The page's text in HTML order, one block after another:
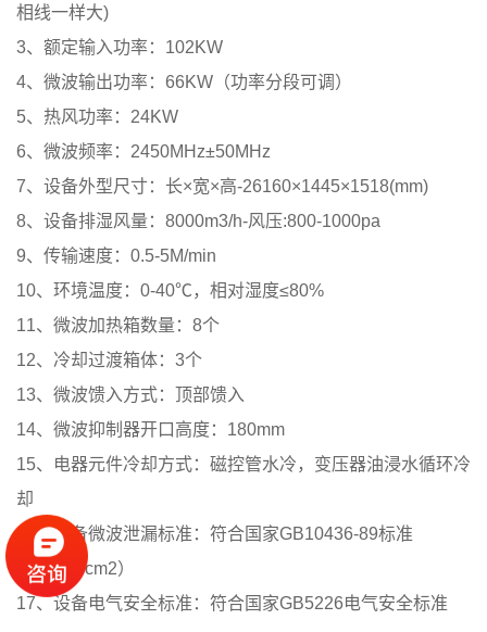
相线一样大)
3、额定输入功率：102KW
4、微波输出功率：66KW（功率分段可调）
5、热风功率：24KW
6、微波频率：2450MHz±50MHz
7、设备外型尺寸：长×宽×高-26160×1445×1518(mm)
8、设备排湿风量：8000m3/h-风压:800-1000pa
9、传输速度：0.5-5M/min
10、环境温度：0-40℃，相对湿度≤80%
11、微波加热箱数量：8个
12、冷却过渡箱体：3个
13、微波馈入方式：顶部馈入
14、微波抑制器开口高度：180mm
15、电器元件冷却方式：磁控管水冷，变压器油浸水循环冷
却
16、设备微波泄漏标准：符合国家GB10436-89标准
（≤5mw/cm2）
17、设备电气安全标准：符合国家GB5226电气安全标准